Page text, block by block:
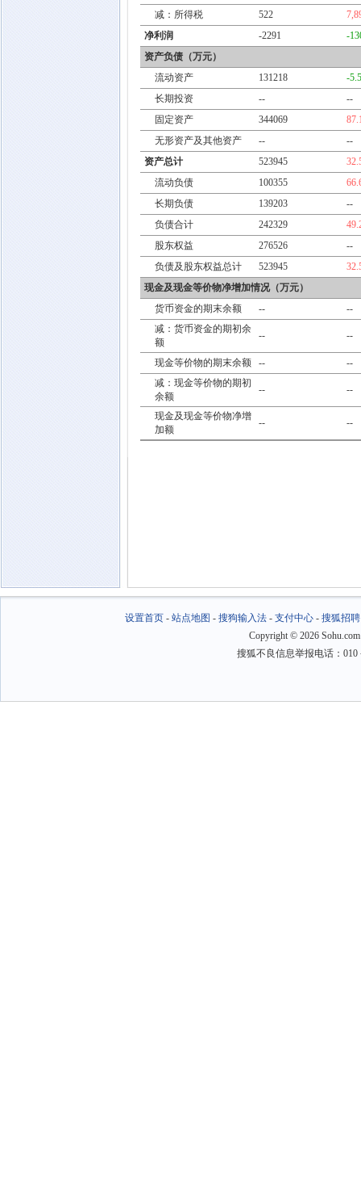
减：所得税
522
净利润
-2291
-
资产负债（万元）
流动资产
131218
-
长期投资
--
--
固定资产
344069
无形资产及其他资产
--
--
资产总计
523945
流动负债
100355
长期负债
139203
--
负债合计
242329
股东权益
276526
--
负债及股东权益总计
523945
现金及现金等价物净增加情况（万元）
货币资金的期末余额
--
--
减：货币资金的期初余
额
-- --
现金等价物的期末余额 --
--
减：现金等价物的期初
余额
-- --
现金及现金等价物净增
加额
-- --
设置首页- 站点地图 - 搜狗输入法- 支付中心- 搜狐招聘
Copyright © 2026
搜狐不良信息举报电话：010